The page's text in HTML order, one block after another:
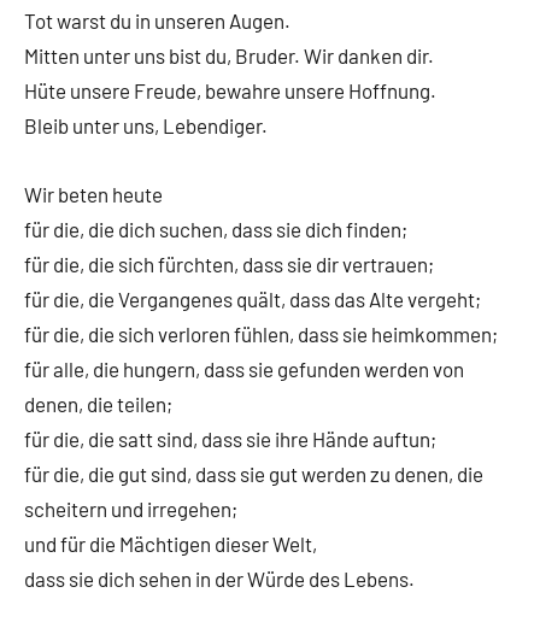
spirituelles
Tot warst du in unseren Augen.
Mitten unter uns bist du, Bruder. Wir danken dir.
Hüte unsere Freude, bewahre unsere Hoffnung.
Bleib unter uns, Lebendiger.
Wir beten heute
für die, die dich suchen, dass sie dich finden;
für die, die sich fürchten, dass sie dir vertrauen;
für die, die Vergangenes quält, dass das Alte vergeht;
für die, die sich verloren fühlen, dass sie heimkommen;
für alle, die hungern, dass sie gefunden werden von
denen, die teilen;
für die, die satt sind, dass sie ihre Hände auftun;
für die, die gut sind, dass sie gut werden zu denen, die
scheitern und irregehen;
und für die Mächtigen dieser Welt,
dass sie dich sehen in der Würde des Lebens.